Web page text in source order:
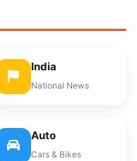
India
National News
Auto
Cars & Bikes